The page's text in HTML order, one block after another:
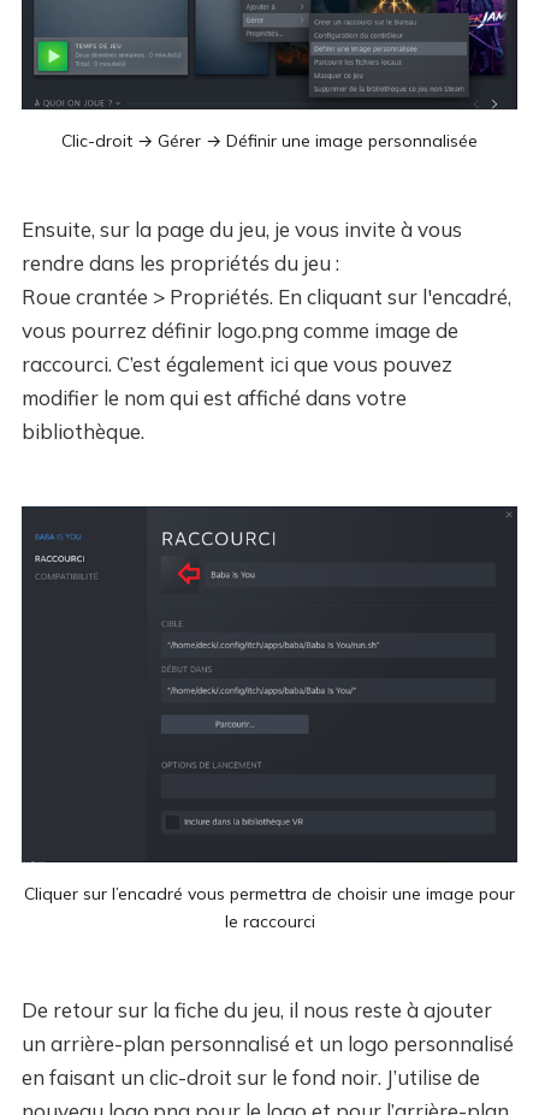
Clic-droit → Gérer → Définir une image personnalisée
Ensuite, sur la page du jeu, je vous invite à vous
rendre dans les propriétés du jeu :
Roue crantée > Propriétés. En cliquant sur l'encadré,
vous pourrez définir logo.png comme image de
raccourci. C’est également ici que vous pouvez
modifier le nom qui est affiché dans votre
bibliothèque.
Cliquer sur l’encadré vous permettra de choisir une image pour
le raccourci
De retour sur la fiche du jeu, il nous reste à ajouter
un arrière-plan personnalisé et un logo personnalisé
en faisant un clic-droit sur le fond noir. J’utilise de